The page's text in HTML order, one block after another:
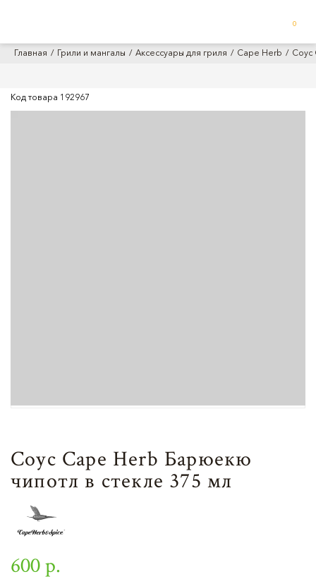
0
Главная Грили и мангалы Аксессуары для гриля Cape Herb Соус
Код товара 192967
Соус Cape Herb Барюекю
чипотл в стекле 375 мл
600 р.